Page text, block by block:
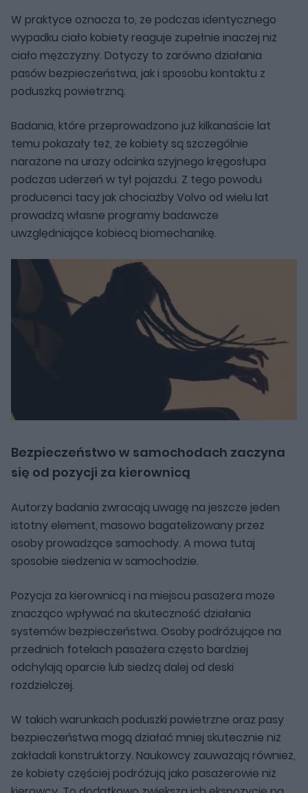
W praktyce oznacza to, że podczas identycznego
wypadku ciało kobiety reaguje zupełnie inaczej niż
ciało mężczyzny. Dotyczy to zarówno działania
pasów bezpieczeństwa, jak i sposobu kontaktu z
poduszką powietrzną.
Badania, które przeprowadzono już kilkanaście lat
temu pokazały też, że kobiety są szczególnie
narażone na urazy odcinka szyjnego kręgosłupa
podczas uderzeń w tył pojazdu. Z tego powodu
producenci tacy jak chociażby Volvo od wielu lat
prowadzą własne programy badawcze
uwzględniające kobiecą biomechanikę.
Bezpieczeństwo w samochodach zaczyna
się od pozycji za kierownicą
Autorzy badania zwracają uwagę na jeszcze jeden
istotny element, masowo bagatelizowany przez
osoby prowadzące samochody. A mowa tutaj
sposobie siedzenia w samochodzie.
Pozycja za kierownicą i na miejscu pasażera może
znacząco wpływać na skuteczność działania
systemów bezpieczeństwa. Osoby podróżujące na
przednich fotelach pasażera często bardziej
odchylają oparcie lub siedzą dalej od deski
rozdzielczej.
W takich warunkach poduszki powietrzne oraz pasy
bezpieczeństwa mogą działać mniej skutecznie niż
zakładali konstruktorzy. Naukowcy zauważają również,
że kobiety częściej podróżują jako pasażerowie niż